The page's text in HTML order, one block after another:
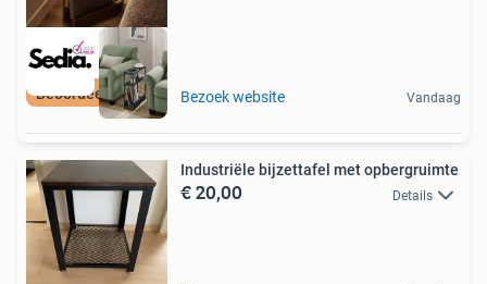
Beoordeeld met 9+ Bezoek website Vandaag
Industriële bijzettafel met opbergruimte
€ 20,00 Details